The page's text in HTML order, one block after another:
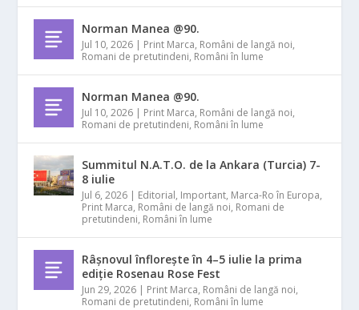
Norman Manea @90.
Jul 10, 2026 | Print Marca, Români de langă noi,
Romani de pretutindeni, Români în lume
Norman Manea @90.
Jul 10, 2026 | Print Marca, Români de langă noi,
Romani de pretutindeni, Români în lume
Summitul N.A.T.O. de la Ankara (Turcia) 7-
8 iulie
Jul 6, 2026 | Editorial, Important, Marca-Ro în Europa,
Print Marca, Români de langă noi, Romani de
pretutindeni, Români în lume
Râșnovul înflorește în 4–5 iulie la prima
ediție Rosenau Rose Fest
Jun 29, 2026 | Print Marca, Români de langă noi,
Romani de pretutindeni, Români în lume